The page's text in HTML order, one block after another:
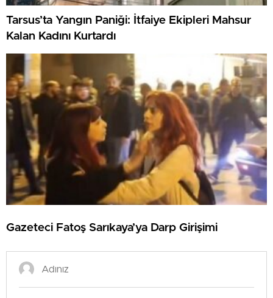
Tarsus’ta Yangın Paniği: İtfaiye Ekipleri Mahsur
Kalan Kadını Kurtardı
Gazeteci Fatoş Sarıkaya’ya Darp Girişimi